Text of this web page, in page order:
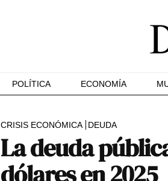
POLÍTICA ECONOMÍA
CRISIS ECONÓMICA DEUDA
La deuda
dólares en 2025